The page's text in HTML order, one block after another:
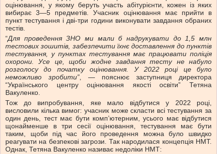
оцінювання, у якому беруть участь абітурієнти, кожен із яких
вибирає 3—5 предметів. Учасник оцінювання має прийти в
пункт тестування і дві-три години виконувати завдання обраних
тестів.
“Для проведення ЗНО ми мали б надрукувати до 1,5 млн
тестових зошитів, забезпечити їхнє доставлення до пунктів
тестування, у пунктах тестування має працювати поліція
охорони. Усе це, щоби жодне завдання тесту не набуло
розголосу до початку оцінювання. У 2022 році це було
неможливо зробити”, — пояснює заступниця директора
“Українського центру оцінювання якості освіти” Тетяна
Вакуленко.
Тож до випробування, яке мало відбутися у 2022 році,
висловили кілька вимог: учасник може скласти всі тестування за
один день, тест має бути комп’ютерним, усього має відбутися
щонайменше в три сесії оцінювання, тестування має бути
таким, щоби під час його проведення можна було швидко
реагувати на безпекові загрози. Так народилася концепція НМТ.
Однак, Тетяна Вакуленко називає недоліки НМТ: